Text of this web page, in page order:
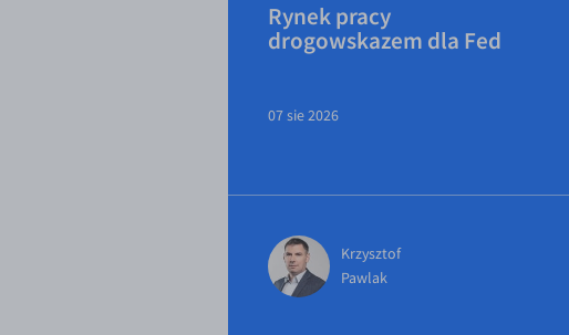
Rynek pracy
drogowskazem dla Fed
07 sie 2026
Krzysztof
Pawlak